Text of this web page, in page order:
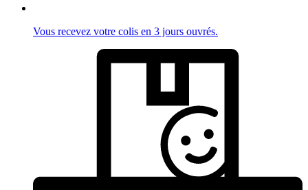
Vous recevez votre colis en 3 jours ouvrés.